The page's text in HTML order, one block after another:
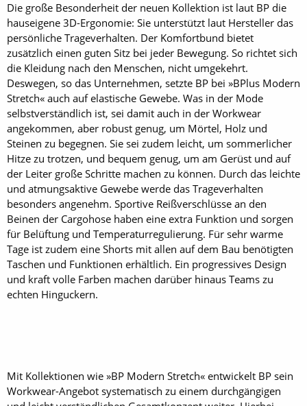
Die große Besonderheit der neuen Kollektion ist laut BP die
hauseigene 3D-Ergonomie: Sie unterstützt laut Hersteller das
persönliche Trageverhalten. Der Komfortbund bietet
zusätzlich einen guten Sitz bei jeder Bewegung. So richtet sich
die Kleidung nach den Menschen, nicht umgekehrt.
Deswegen, so das Unternehmen, setzte BP bei »BPlus Modern
Stretch« auch auf elastische Gewebe. Was in der Mode
selbstverständlich ist, sei damit auch in der Workwear
angekommen, aber robust genug, um Mörtel, Holz und
Steinen zu begegnen. Sie sei zudem leicht, um sommerlicher
Hitze zu trotzen, und bequem genug, um am Gerüst und auf
der Leiter große Schritte machen zu können. Durch das leichte
und atmungsaktive Gewebe werde das Trageverhalten
besonders angenehm. Sportive Reißverschlüsse an den
Beinen der Cargohose haben eine extra Funktion und sorgen
für Belüftung und Temperaturregulierung. Für sehr warme
Tage ist zudem eine Shorts mit allen auf dem Bau benötigten
Taschen und Funktionen erhältlich. Ein progressives Design
und kraft volle Farben machen darüber hinaus Teams zu
echten Hinguckern.
Mit Kollektionen wie »BP Modern Stretch« entwickelt BP sein
Workwear-Angebot systematisch zu einem durchgängigen